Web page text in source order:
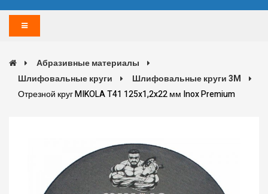
Абразивные материалы
Шлифовальные круги
Шлифовальные круги 3M
Отрезной круг MIKOLA T41 125x1,2x22 мм Inox Premium